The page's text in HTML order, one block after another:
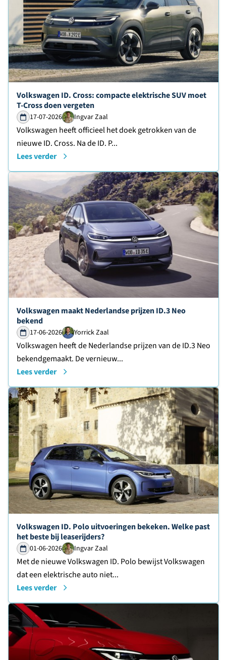
Lees verder over
Volkswagen ID. Cross: compacte elektrische SUV moet
T-Cross doen vergeten
17-07-2026 Ingvar Zaal
Volkswagen heeft officieel het doek getrokken van de
nieuwe ID. Cross. Na de ID. P...
Lees verder
Lees verder over
Volkswagen maakt Nederlandse prijzen ID.3 Neo
bekend
17-06-2026 Yorrick Zaal
Volkswagen heeft de Nederlandse prijzen van de ID.3 Neo
bekendgemaakt. De vernieuw...
Lees verder
Lees verder over
Volkswagen ID. Polo uitvoeringen bekeken. Welke past
het beste bij leaserijders?
01-06-2026 Ingvar Zaal
Met de nieuwe Volkswagen ID. Polo bewijst Volkswagen
dat een elektrische auto niet...
Lees verder